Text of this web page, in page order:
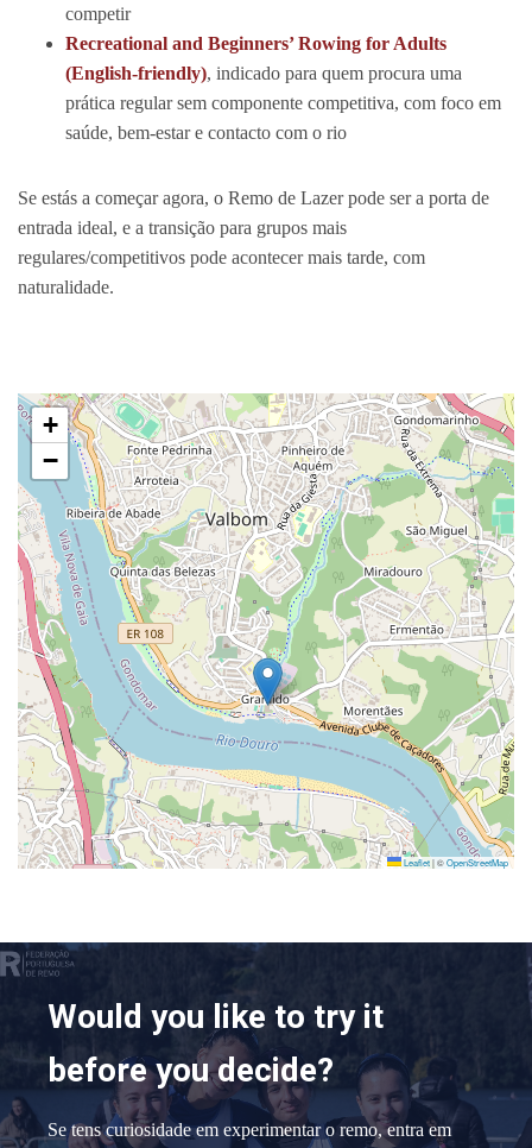
competir
Recreational and Beginners’ Rowing for Adults
(English-friendly), indicado para quem procura uma
prática regular sem componente competitiva, com foco em
saúde, bem-estar e contacto com o rio
Se estás a começar agora, o Remo de Lazer pode ser a porta de
entrada ideal, e a transição para grupos mais
regulares/competitivos pode acontecer mais tarde, com
naturalidade.
+
−
Leaflet|©OpenStreetMap
Would you like to try it
before you decide?
Se tens curiosidade em experimentar o remo, entra em